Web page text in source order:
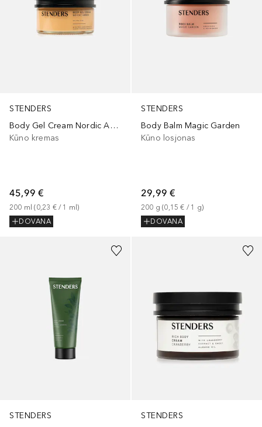
STENDERS
Body Gel Cream Nordic Amber
Kūno kremas
45,99 €
200 ml (0,23 € / 1 ml)
DOVANA
STENDERS
Body Balm Magic Garden
Kūno losjonas
29,99 €
200 g (0,15 € / 1 g)
DOVANA
STENDERS
STENDERS